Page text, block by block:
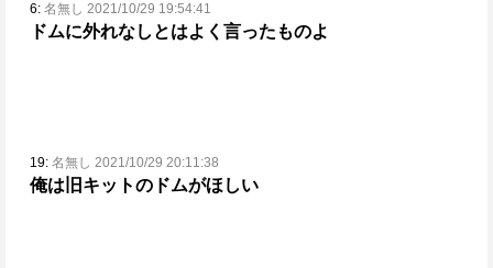
6: 名無し 2021/10/29 19:54:41
ドムに外れなしとはよく言ったものよ
19: 名無し 2021/10/29 20:11:38
俺は旧キットのドムがほしい